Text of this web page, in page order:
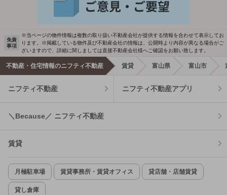
免責
事項
※当ページの物件情報は複数の取り扱い不動産会社が提供する情報を合わせて表示してお
ります。※掲載している物件及び不動産会社の情報は、公開時より内容が異なる場合がご
ざいますので、詳細に関しましては直接不動産会社様へご確認をお願い致します。
不動産・住宅情報のニフティ不動産 賃貸 富山県 富山市
ニフティ不動産 ニフティ不動産アプリ
＼Because／ ニフティ不動産
賃貸
月極駐車場 賃貸事務所・賃貸オフィス 貸店舗・店舗賃貸
貸し倉庫